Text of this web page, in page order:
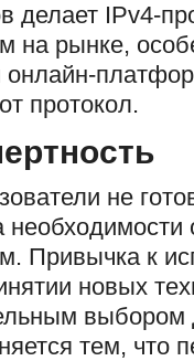
делает IPv4-
на рынке,
онлайн-
протокол.
не
необходимости
Привычка к
новых
выбором
тем, что